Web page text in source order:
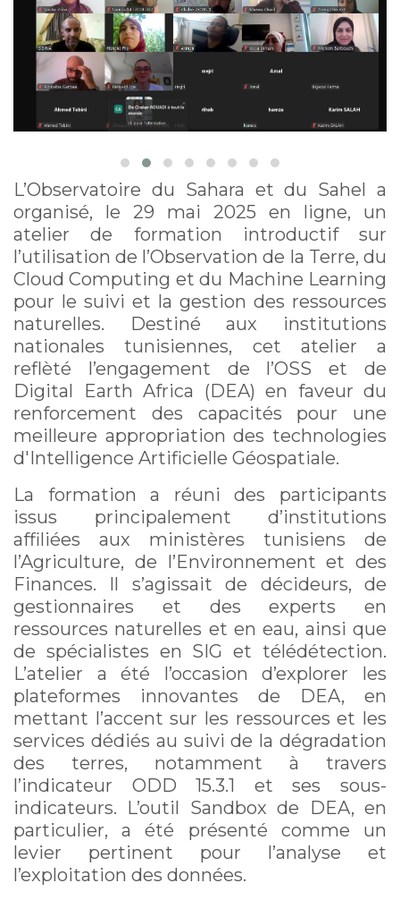
terres, 29 mai 2025
L’Observatoire du Sahara et du Sahel a
organisé, le 29 mai 2025 en ligne, un
atelier de formation introductif sur
l’utilisation de l’Observation de la Terre, du
Cloud Computing et du Machine Learning
pour le suivi et la gestion des ressources
naturelles. Destiné aux institutions
nationales tunisiennes, cet atelier a
reflèté l’engagement de l’OSS et de
Digital Earth Africa (DEA) en faveur du
renforcement des capacités pour une
meilleure appropriation des technologies
d'Intelligence Artificielle Géospatiale.
La formation a réuni des participants
issus principalement d’institutions
affiliées aux ministères tunisiens de
l’Agriculture, de l’Environnement et des
Finances. Il s’agissait de décideurs, de
gestionnaires et des experts en
ressources naturelles et en eau, ainsi que
de spécialistes en SIG et télédétection.
L’atelier a été l’occasion d’explorer les
plateformes innovantes de DEA, en
mettant l’accent sur les ressources et les
services dédiés au suivi de la dégradation
des terres, notamment à travers
l’indicateur ODD 15.3.1 et ses sous-
indicateurs. L’outil Sandbox de DEA, en
particulier, a été présenté comme un
levier pertinent pour l’analyse et
l’exploitation des données.